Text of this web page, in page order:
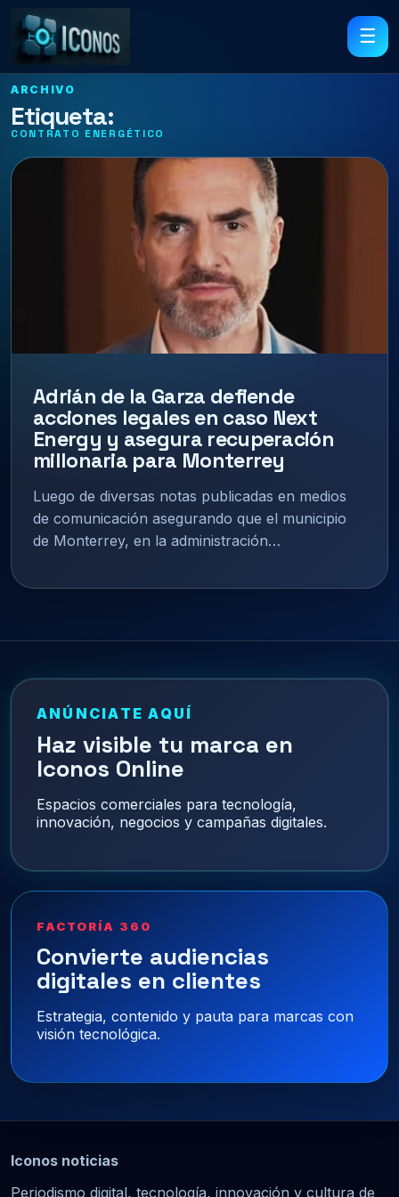
☰
ARCHIVO
Etiqueta:
CONTRATO ENERGÉTICO
Adrián de la Garza defiende
acciones legales en caso Next
Energy y asegura recuperación
millonaria para Monterrey
Luego de diversas notas publicadas en medios
de comunicación asegurando que el municipio
de Monterrey, en la administración…
ANÚNCIATE AQUÍ
Haz visible tu marca en
Iconos Online
Espacios comerciales para tecnología,
innovación, negocios y campañas digitales.
FACTORÍA 360
Convierte audiencias
digitales en clientes
Estrategia, contenido y pauta para marcas con
visión tecnológica.
Iconos noticias
Periodismo digital, tecnología, innovación y cultura de